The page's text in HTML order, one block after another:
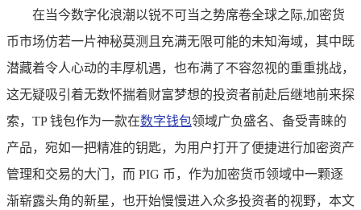
在当今数字化浪潮以锐不可当之势席卷全球之际,加密货
币市场仿若一片神秘莫测且充满无限可能的未知海域，其中既
潜藏着令人心动的丰厚机遇，也布满了不容忽视的重重挑战，
这无疑吸引着无数怀揣着财富梦想的投资者前赴后继地前来探
索，TP 钱包作为一款在数字钱包领域广负盛名、备受青睐的
产品，宛如一把精准的钥匙，为用户打开了便捷进行加密资产
管理和交易的大门，而 PIG 币，作为加密货币领域中一颗逐
渐崭露头角的新星，也开始慢慢进入众多投资者的视野，本文